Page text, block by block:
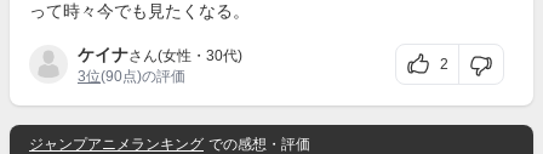
って時々今でも見たくなる。
ケイナさん(女性・30代)
3位(90点)の評価
2
ジャンプアニメランキング での感想・評価